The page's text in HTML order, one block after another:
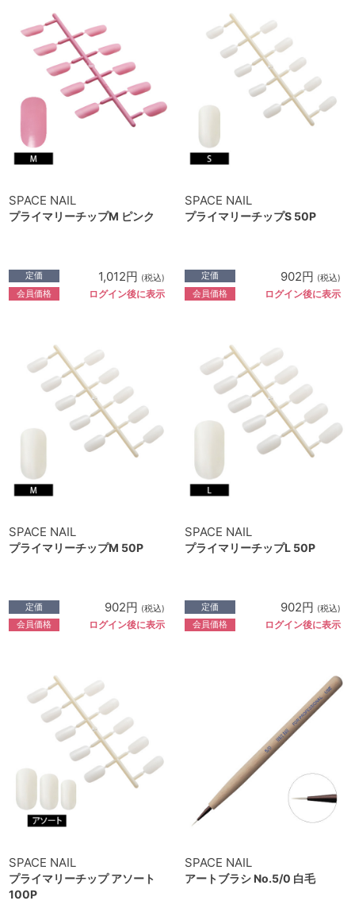
SPACE NAIL
プライマリーチップM ピンク
定価 1,012円 (税込)
会員価格 ログイン後に表示
SPACE NAIL
プライマリーチップS 50P
定価 902円 (税込)
会員価格 ログイン後に表示
SPACE NAIL
プライマリーチップM 50P
定価 902円 (税込)
会員価格 ログイン後に表示
SPACE NAIL
プライマリーチップL 50P
定価 902円 (税込)
会員価格 ログイン後に表示
SPACE NAIL
プライマリーチップ アソート
100P
SPACE NAIL
アートブラシ No.5/0 白毛